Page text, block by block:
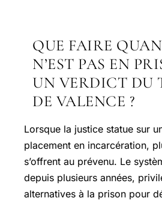
QUE FAIRE
N’EST PAS EN
UN VERDICT DU
DE VALENCE ?
Lorsque la justice statue sur
placement en incarcération,
s’offrent au prévenu. Le
depuis plusieurs années,
alternatives à la prison pour